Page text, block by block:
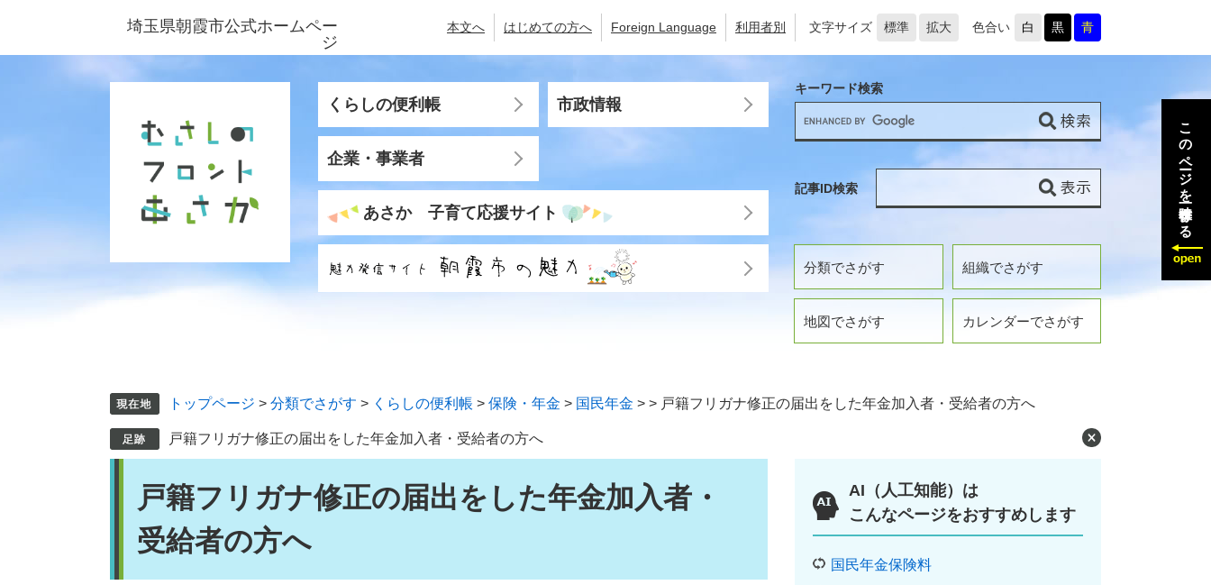
ジ
ュ
埼玉県朝霞市公式ホームペー
ジ
本文へ はじめての方へ Foreign Language 利用者別 文字サイズ 標準 拡大 色合い 白 黒 青
くらしの便利帳 市政情報
企業・事業者
あさか 子育て応援サイト
分類でさがす 組織でさがす
地図でさがす カレンダーでさがす
キーワード検索
記事ID検索
トップページ > 分類でさがす > くらしの便利帳 > 保険・年金 > 国民年金 > > 戸籍フリガナ修正の届出をした年金加入者・受給者の方へ
戸籍フリガナ修正の届出をした年金加入者・受給者の方へ
戸籍フリガナ修正の届出をした年金加入者・
受給者の方へ
AI（人工知能）は
こんなページをおすすめします
国民年金保険料
このページを一時保存する